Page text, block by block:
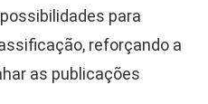
para
reforçando a
as publicações